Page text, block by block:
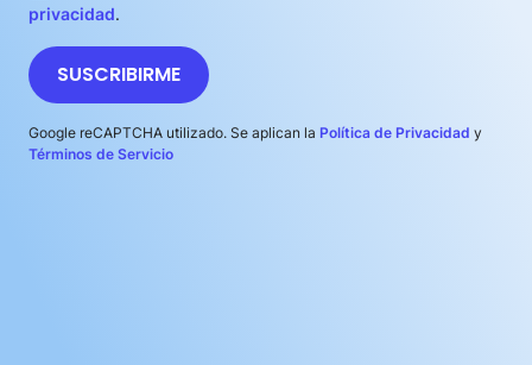
privacidad.
SUSCRIBIRME
Google reCAPTCHA utilizado. Se aplican la Política de Privacidad y
Términos de Servicio